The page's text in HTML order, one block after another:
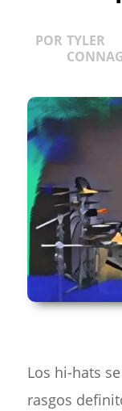
POR TYLER
Los hi-hats
rasgos